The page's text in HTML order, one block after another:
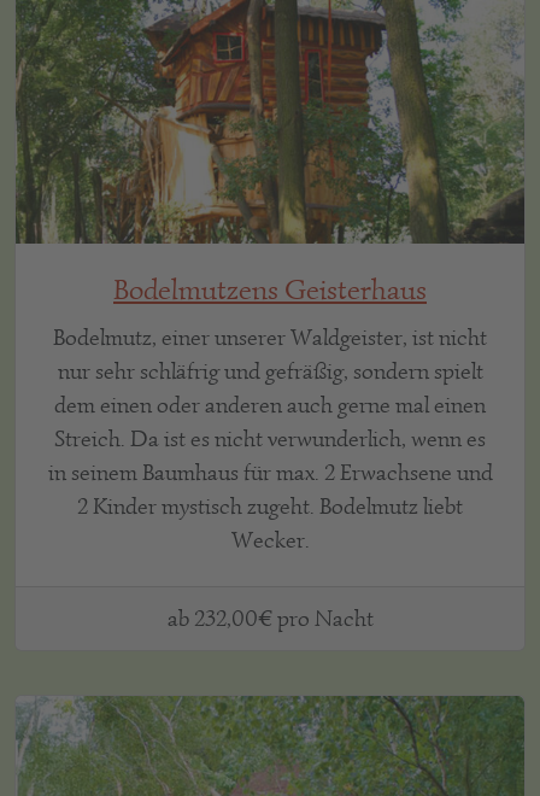
Bodelmutzens Geisterhaus
Bodelmutz, einer unserer Waldgeister, ist nicht
nur sehr schläfrig und gefräßig, sondern spielt
dem einen oder anderen auch gerne mal einen
Streich. Da ist es nicht verwunderlich, wenn es
in seinem Baumhaus für max. 2 Erwachsene und
2 Kinder mystisch zugeht. Bodelmutz liebt
Wecker.
ab 232,00€ pro Nacht